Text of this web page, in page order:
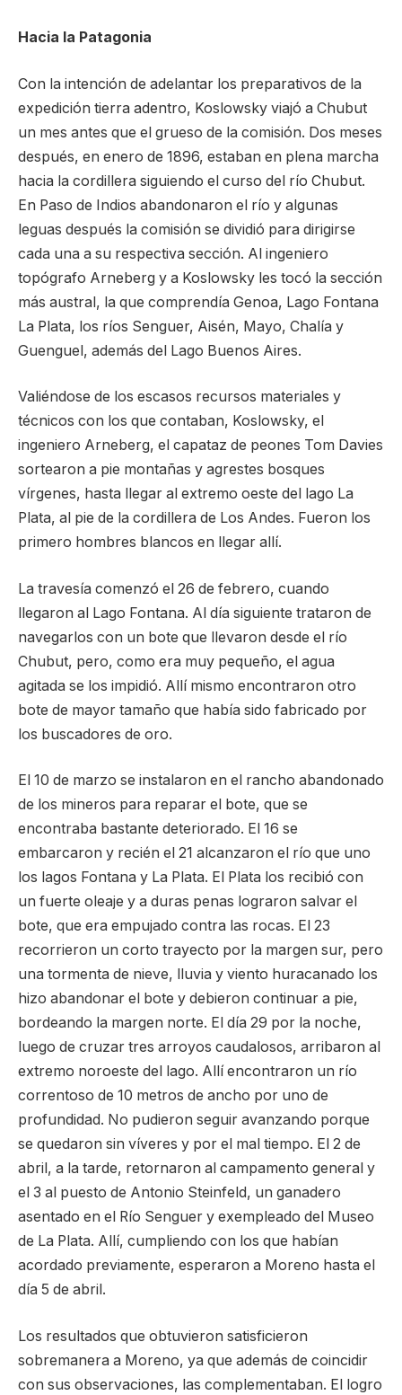
Hacia la Patagonia
Con la intención de adelantar los preparativos de la
expedición tierra adentro, Koslowsky viajó a Chubut
un mes antes que el grueso de la comisión. Dos meses
después, en enero de 1896, estaban en plena marcha
hacia la cordillera siguiendo el curso del río Chubut.
En Paso de Indios abandonaron el río y algunas
leguas después la comisión se dividió para dirigirse
cada una a su respectiva sección. Al ingeniero
topógrafo Arneberg y a Koslowsky les tocó la sección
más austral, la que comprendía Genoa, Lago Fontana
La Plata, los ríos Senguer, Aisén, Mayo, Chalía y
Guenguel, además del Lago Buenos Aires.
Valiéndose de los escasos recursos materiales y
técnicos con los que contaban, Koslowsky, el
ingeniero Arneberg, el capataz de peones Tom Davies
sortearon a pie montañas y agrestes bosques
vírgenes, hasta llegar al extremo oeste del lago La
Plata, al pie de la cordillera de Los Andes. Fueron los
primero hombres blancos en llegar allí.
La travesía comenzó el 26 de febrero, cuando
llegaron al Lago Fontana. Al día siguiente trataron de
navegarlos con un bote que llevaron desde el río
Chubut, pero, como era muy pequeño, el agua
agitada se los impidió. Allí mismo encontraron otro
bote de mayor tamaño que había sido fabricado por
los buscadores de oro.
El 10 de marzo se instalaron en el rancho abandonado
de los mineros para reparar el bote, que se
encontraba bastante deteriorado. El 16 se
embarcaron y recién el 21 alcanzaron el río que uno
los lagos Fontana y La Plata. El Plata los recibió con
un fuerte oleaje y a duras penas lograron salvar el
bote, que era empujado contra las rocas. El 23
recorrieron un corto trayecto por la margen sur, pero
una tormenta de nieve, lluvia y viento huracanado los
hizo abandonar el bote y debieron continuar a pie,
bordeando la margen norte. El día 29 por la noche,
luego de cruzar tres arroyos caudalosos, arribaron al
extremo noroeste del lago. Allí encontraron un río
correntoso de 10 metros de ancho por uno de
profundidad. No pudieron seguir avanzando porque
se quedaron sin víveres y por el mal tiempo. El 2 de
abril, a la tarde, retornaron al campamento general y
el 3 al puesto de Antonio Steinfeld, un ganadero
asentado en el Río Senguer y exempleado del Museo
de La Plata. Allí, cumpliendo con los que habían
acordado previamente, esperaron a Moreno hasta el
día 5 de abril.
Los resultados que obtuvieron satisficieron
sobremanera a Moreno, ya que además de coincidir
con sus observaciones, las complementaban. El logro